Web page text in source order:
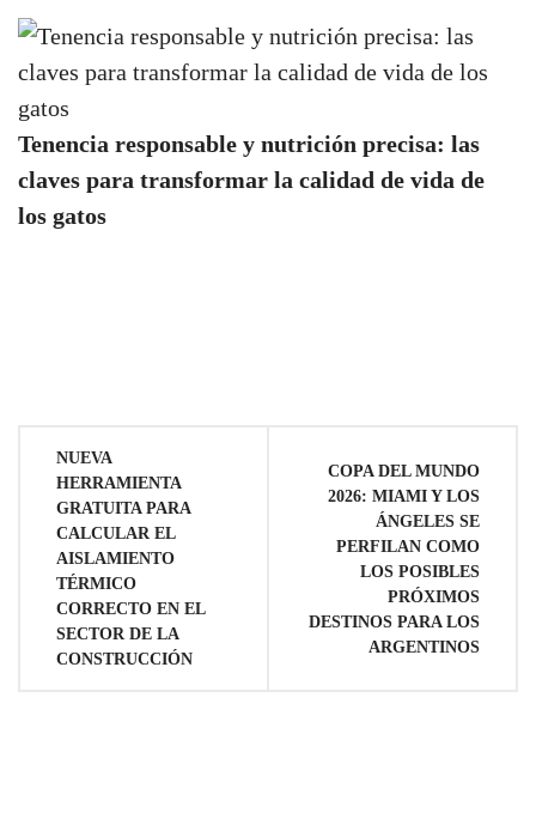
Tenencia responsable y nutrición precisa: las
claves para transformar la calidad de vida de
los gatos
Navegación
entradas
NUEVA
HERRAMIENTA
GRATUITA PARA
CALCULAR EL
AISLAMIENTO
TÉRMICO
CORRECTO EN EL
SECTOR DE LA
CONSTRUCCIÓN
COPA DEL MUNDO
2026: MIAMI Y LOS
ÁNGELES SE
PERFILAN COMO
LOS POSIBLES
PRÓXIMOS
DESTINOS PARA LOS
ARGENTINOS